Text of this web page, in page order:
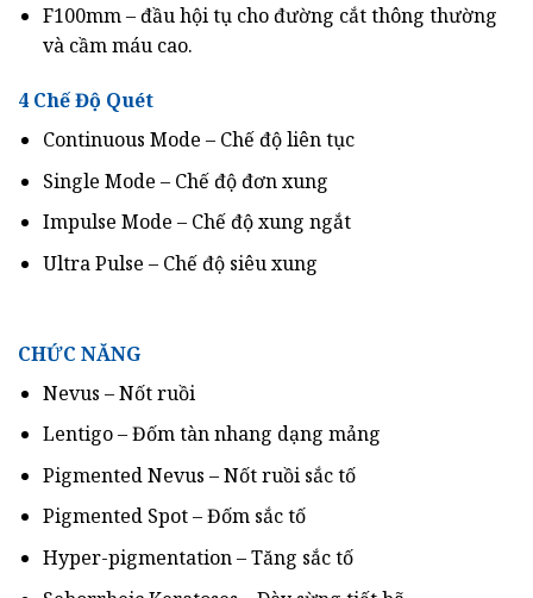
F100mm – đầu hội tụ cho đường cắt thông thường
và cầm máu cao.
4 Chế Độ Quét
Continuous Mode – Chế độ liên tục
Single Mode – Chế độ đơn xung
Impulse Mode – Chế độ xung ngắt
Ultra Pulse – Chế độ siêu xung
CHỨC NĂNG
Nevus – Nốt ruồi
Lentigo – Đốm tàn nhang dạng mảng
Pigmented Nevus – Nốt ruồi sắc tố
Pigmented Spot – Đốm sắc tố
Hyper-pigmentation – Tăng sắc tố